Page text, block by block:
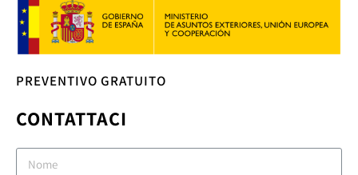
PREVENTIVO GRATUITO
CONTATTACI